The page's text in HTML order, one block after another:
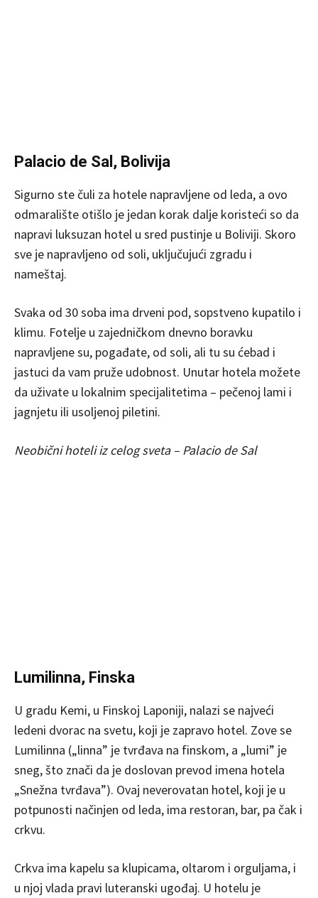
Palacio de Sal, Bolivija
Sigurno ste čuli za hotele napravljene od leda, a ovo
odmaralište otišlo je jedan korak dalje koristeći so da
napravi luksuzan hotel u sred pustinje u Boliviji. Skoro
sve je napravljeno od soli, uključujući zgradu i
nameštaj.
Svaka od 30 soba ima drveni pod, sopstveno kupatilo i
klimu. Fotelje u zajedničkom dnevno boravku
napravljene su, pogađate, od soli, ali tu su ćebad i
jastuci da vam pruže udobnost. Unutar hotela možete
da uživate u lokalnim specijalitetima – pečenoj lami i
jagnjetu ili usoljenoj piletini.
Neobični hoteli iz celog sveta – Palacio de Sal
Lumilinna, Finska
U gradu Kemi, u Finskoj Laponiji, nalazi se najveći
ledeni dvorac na svetu, koji je zapravo hotel. Zove se
Lumilinna („linna” je tvrđava na finskom, a „lumi” je
sneg, što znači da je doslovan prevod imena hotela
„Snežna tvrđava”). Ovaj neverovatan hotel, koji je u
potpunosti načinjen od leda, ima restoran, bar, pa čak i
crkvu.
Crkva ima kapelu sa klupicama, oltarom i orguljama, i
u njoj vlada pravi luteranski ugođaj. U hotelu je